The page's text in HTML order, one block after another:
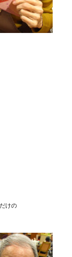
けの